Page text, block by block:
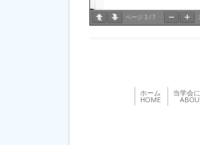
ページ 1 / 7
ホーム
HOME
当学会